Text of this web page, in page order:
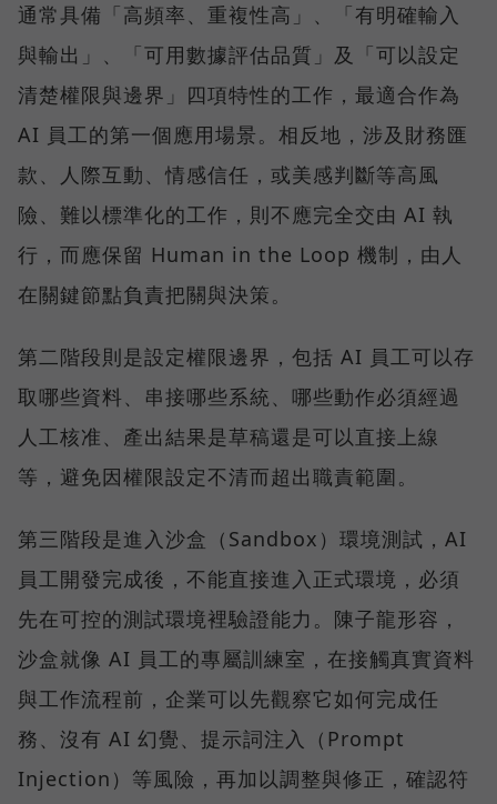
通常具備「高頻率、重複性高」、「有明確輸入
與輸出」、「可用數據評估品質」及「可以設定
清楚權限與邊界」四項特性的工作，最適合作為
AI 員工的第一個應用場景。相反地，涉及財務匯
款、人際互動、情感信任，或美感判斷等高風
險、難以標準化的工作，則不應完全交由 AI 執
行，而應保留 Human in the Loop 機制，由人
在關鍵節點負責把關與決策。
第二階段則是設定權限邊界，包括 AI 員工可以存
取哪些資料、串接哪些系統、哪些動作必須經過
人工核准、產出結果是草稿還是可以直接上線
等，避免因權限設定不清而超出職責範圍。
第三階段是進入沙盒（Sandbox）環境測試，AI
員工開發完成後，不能直接進入正式環境，必須
先在可控的測試環境裡驗證能力。陳子龍形容，
沙盒就像 AI 員工的專屬訓練室，在接觸真實資料
與工作流程前，企業可以先觀察它如何完成任
務、沒有 AI 幻覺、提示詞注入（Prompt
Injection）等風險，再加以調整與修正，確認符